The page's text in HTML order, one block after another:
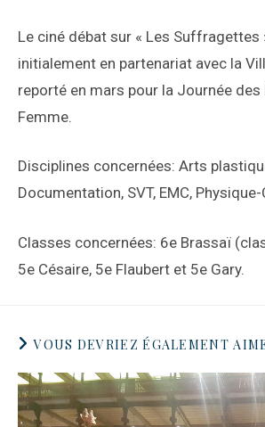
Le ciné débat sur « Les Suffragettes
initialement en partenariat avec la
reporté en mars pour la Journée des
Femme.
Disciplines concernées: Arts
Documentation, SVT, EMC,
Classes concernées: 6e Brassaï
5e Césaire, 5e Flaubert et 5e Gary.
VOUS DEVRIEZ ÉGALEMENT